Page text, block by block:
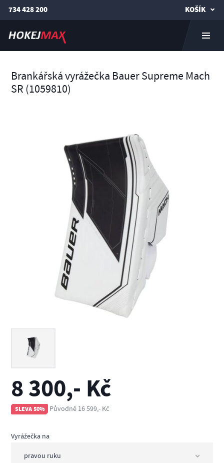
734 428 200 KOŠÍK
Brankářská vyrážečka Bauer Supreme Mach
SR (1059810)
8 300,- Kč
SLEVA 50% Původně 16 599,- Kč
Vyrážečka na